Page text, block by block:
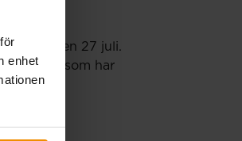
enhet
den 27 juli.
som har